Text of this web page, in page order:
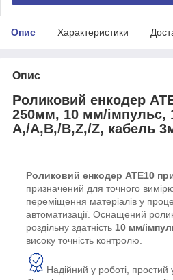
Опис Характеристики
Опис
Роликовий енкодер
250мм, 10 мм/імпульс,
A,/A,B,/B,Z,/Z, кабель
Роликовий енкодер ATE10
призначений для точного
переміщення матеріалів у
автоматизації. Оснащений
роздільну здатність 10 мм/
високу точність контролю.
Надійний у роботі, простий